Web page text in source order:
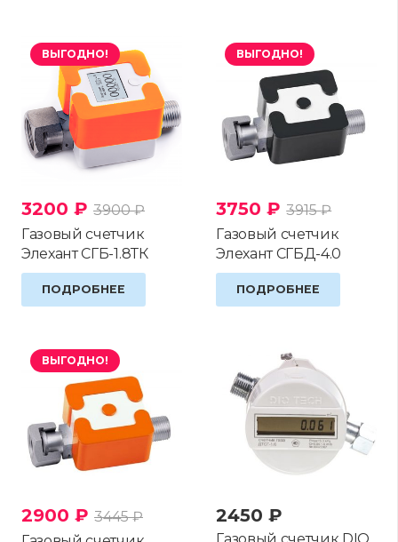
ВЫГОДНО!
3200 ₽ 3900₽
Газовый счетчик
Элехант СГБ-1.8ТК
ПОДРОБНЕЕ
ВЫГОДНО!
3750₽ 3915₽
Газовый счетчик
Элехант СГБД-4.0
ПОДРОБНЕЕ
ВЫГОДНО!
2900 ₽ 3445₽
2450₽